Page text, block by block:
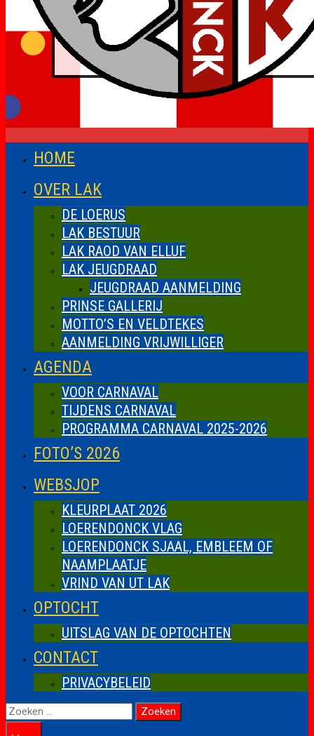
HOME
OVER LAK
DE LOERUS
LAK BESTUUR
LAK RAOD VAN ELLUF
LAK JEUGDRAAD
JEUGDRAAD AANMELDING
PRINSE GALLERIJ
MOTTO’S EN VELDTEKES
AANMELDING VRIJWILLIGER
AGENDA
VOOR CARNAVAL
TIJDENS CARNAVAL
PROGRAMMA CARNAVAL 2025-2026
FOTO’S 2026
WEBSJOP
KLEURPLAAT 2026
LOERENDONCK VLAG
LOERENDONCK SJAAL, EMBLEEM OF
NAAMPLAATJE
VRIND VAN UT LAK
OPTOCHT
UITSLAG VAN DE OPTOCHTEN
CONTACT
PRIVACYBELEID
Zoeken
naar: